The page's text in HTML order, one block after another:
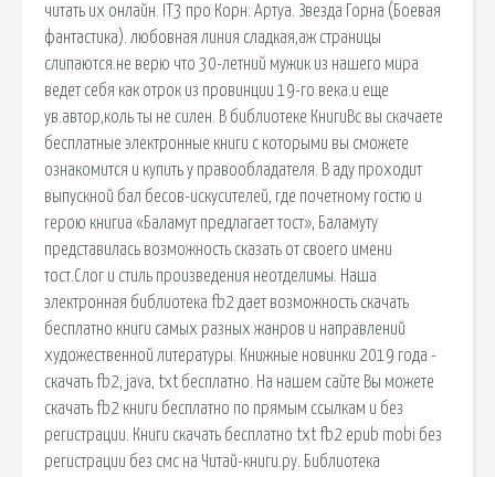
читать их онлайн. IT3 про Корн: Артуа. Звезда Горна (Боевая
фантастика). любовная линия сладкая,аж страницы
слипаются.не верю что 30-летний мужик из нашего мира
ведет себя как отрок из провинции 19-го века.и еще
ув.автор,коль ты не силен. В библиотеке КнигиВс вы скачаете
бесплатные электронные книги с которыми вы сможете
ознакомится и купить у правообладателя. В аду проходит
выпускной бал бесов-искусителей, где почетному гостю и
герою книгиа «Баламут предлагает тост», Баламуту
представилась возможность сказать от своего имени
тост.Слог и стиль произведения неотделимы. Наша
электронная библиотека fb2 дает возможность скачать
бесплатно книги самых разных жанров и направлений
художественной литературы. Книжные новинки 2019 года -
скачать fb2, java, txt бесплатно. На нашем сайте Вы можете
скачать fb2 книги бесплатно по прямым ссылкам и без
регистрации. Книги скачать бесплатно txt fb2 epub mobi без
регистрации без смс на Читай-книги.ру. Библиотека